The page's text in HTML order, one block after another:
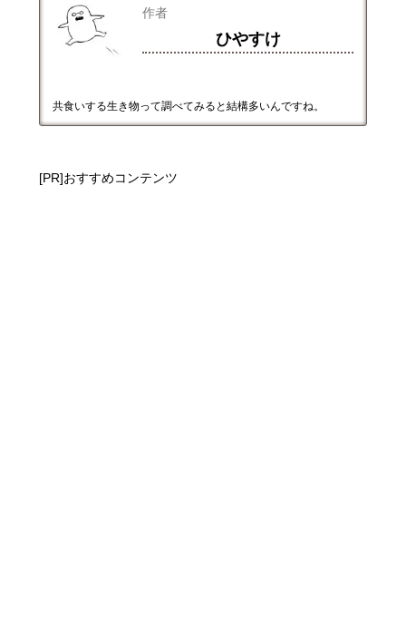
作者
ひやすけ
共食いする生き物って調べてみると結構多いんですね。
[PR]おすすめコンテンツ